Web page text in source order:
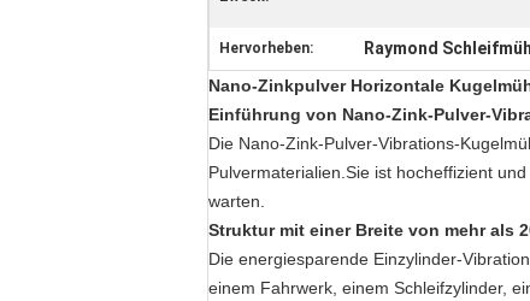
Hervorheben: Raymond
Nano-Zinkpulver Horizontale
Einführung von Nano-Zink-Pulver-
Die Nano-Zink-Pulver-Vibrations-
Pulvermaterialien.Sie ist hocheffizient
warten.
Struktur mit einer Breite von mehr als
Die energiesparende Einzylinder-
einem Fahrwerk, einem Schleifzylinder,